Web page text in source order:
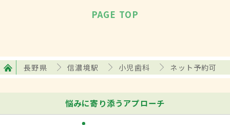
PAGE TOP
長野県 信濃境駅 小児歯科 ネット予約可
悩みに寄り添うアプローチ